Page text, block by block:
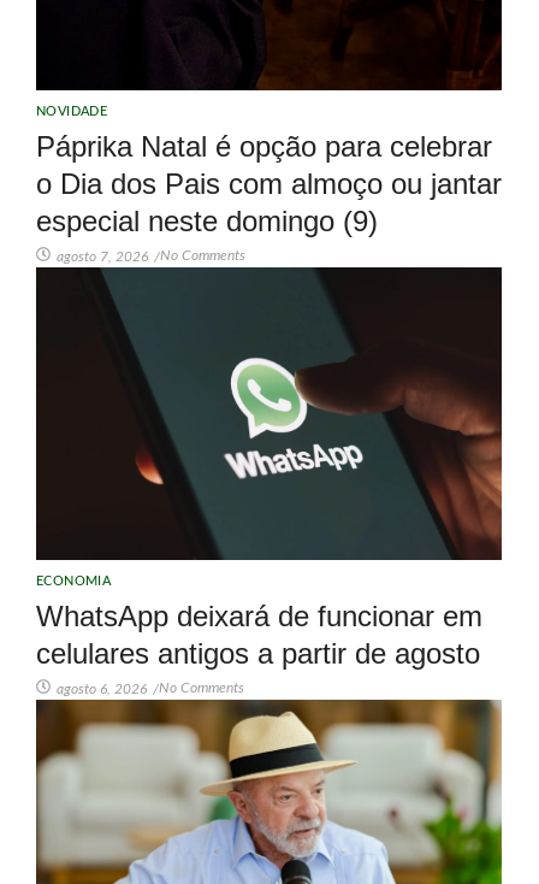
NOVIDADE
Páprika Natal é opção para celebrar
o Dia dos Pais com almoço ou jantar
especial neste domingo (9)
agosto 7, 2026 /No Comments
ECONOMIA
WhatsApp deixará de funcionar em
celulares antigos a partir de agosto
agosto 6, 2026 /No Comments